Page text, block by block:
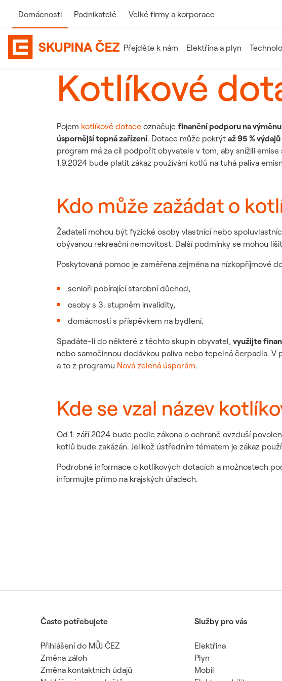
Slovníček pojmů
Domácnosti Podnikatelé Velké firmy a korporace
Přejděte k nám Elektřina a plyn
Kotlíkové
Pojem kotlíkové dotace označuje finanční podporu na
úspornější topná zařízení. Dotace může pokrýt až 95 % výdajů
program má za cíl podpořit obyvatele v tom, aby snížili
1.9.2024 bude platit zákaz používání kotlů na tuhá paliva
Kdo může zažádat o
Žadateli mohou být fyzické osoby vlastnící nebo
obývanou rekreační nemovitost. Další podmínky se mohou
Poskytovaná pomoc je zaměřena zejména na nízkopříjmové
senioři pobírající starobní důchod,
osoby s 3. stupněm invalidity,
domácnosti s příspěvkem na bydlení.
Spadáte-li do některé z těchto skupin obyvatel, využijte
nebo samočinnou dodávkou paliva nebo tepelná čerpadla.
a to z programu Nová zelená úsporám.
Kde se vzal název
Od 1. září 2024 bude podle zákona o ochraně ovzduší
kotlů bude zakázán. Jelikož ústředním tématem je zákaz
Podrobné informace o kotlíkových dotacích a možnostech
informujte přímo na krajských úřadech.
Často potřebujete
Přihlášení do MŮJ ČEZ
Změna záloh
Změna kontaktních údajů
Služby pro vás
Elektřina
Plyn
Mobil